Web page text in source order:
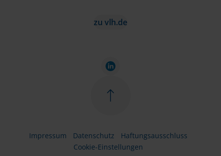
zu vlh.de
Impressum Datenschutz
Haftungsausschluss
Cookie-Einstellungen